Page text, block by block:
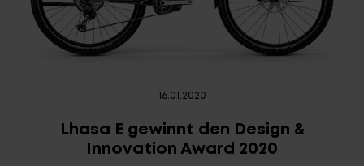
EQUIPMENT
Über uns
16.01.2020
Lhasa E gewinnt den Design &
Innovation Award 2020